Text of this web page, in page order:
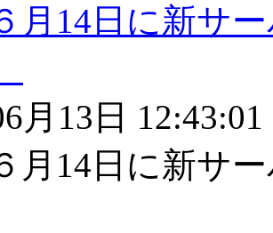
月14日に新サ
月13 日 12:43:01
月14日に新サ